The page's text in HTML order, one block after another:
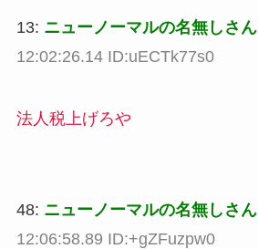
13: ニューノーマルの名無しさん
12:02:26.14 ID:uECTk77s0
法人税上げろや
48: ニューノーマルの名無しさん
12:06:58.89 ID:+gZFuzpw0